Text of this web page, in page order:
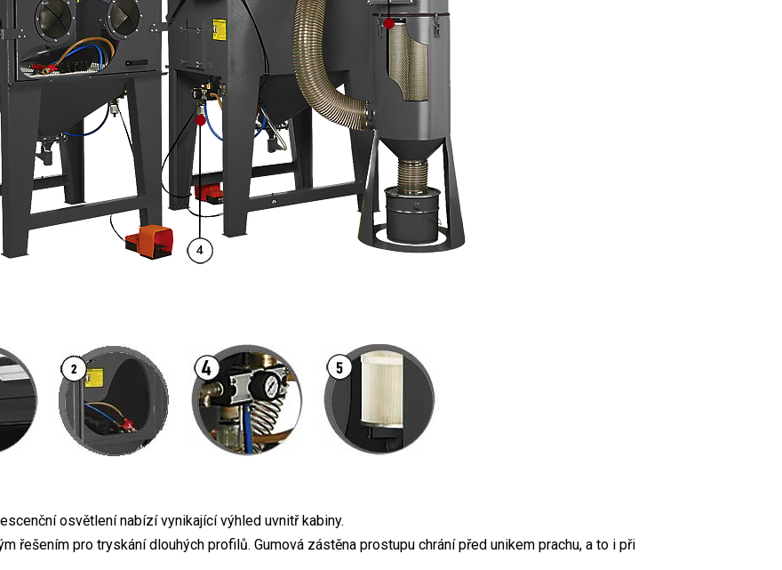
osvětlení nabízí vynikající výhled uvnitř kabiny.
řešením pro tryskání dlouhých profilů. Gumová zástěna prostupu chrání před unikem prachu, a to i při